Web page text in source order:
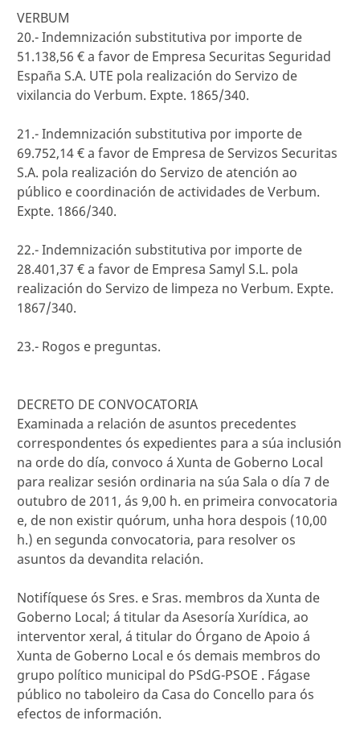
VERBUM
20.- Indemnización substitutiva por importe de
51.138,56 € a favor de Empresa Securitas Seguridad
España S.A. UTE pola realización do Servizo de
vixilancia do Verbum. Expte. 1865/340.
21.- Indemnización substitutiva por importe de
69.752,14 € a favor de Empresa de Servizos Securitas
S.A. pola realización do Servizo de atención ao
público e coordinación de actividades de Verbum.
Expte. 1866/340.
22.- Indemnización substitutiva por importe de
28.401,37 € a favor de Empresa Samyl S.L. pola
realización do Servizo de limpeza no Verbum. Expte.
1867/340.
23.- Rogos e preguntas.
DECRETO DE CONVOCATORIA
Examinada a relación de asuntos precedentes
correspondentes ós expedientes para a súa inclusión
na orde do día, convoco á Xunta de Goberno Local
para realizar sesión ordinaria na súa Sala o día 7 de
outubro de 2011, ás 9,00 h. en primeira convocatoria
e, de non existir quórum, unha hora despois (10,00
h.) en segunda convocatoria, para resolver os
asuntos da devandita relación.
Notifíquese ós Sres. e Sras. membros da Xunta de
Goberno Local; á titular da Asesoría Xurídica, ao
interventor xeral, á titular do Órgano de Apoio á
Xunta de Goberno Local e ós demais membros do
grupo político municipal do PSdG-PSOE . Fágase
público no taboleiro da Casa do Concello para ós
efectos de información.